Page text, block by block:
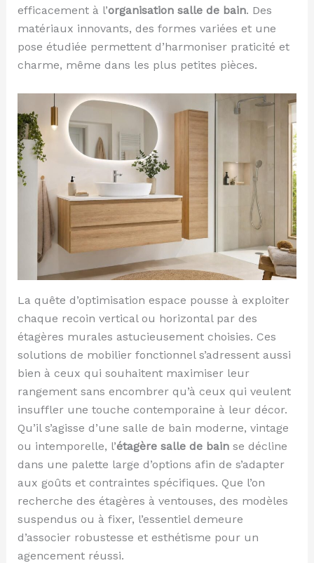
efficacement à l’organisation salle de bain. Des
matériaux innovants, des formes variées et une
pose étudiée permettent d’harmoniser praticité et
charme, même dans les plus petites pièces.
La quête d’optimisation espace pousse à exploiter
chaque recoin vertical ou horizontal par des
étagères murales astucieusement choisies. Ces
solutions de mobilier fonctionnel s’adressent aussi
bien à ceux qui souhaitent maximiser leur
rangement sans encombrer qu’à ceux qui veulent
insuffler une touche contemporaine à leur décor.
Qu’il s’agisse d’une salle de bain moderne, vintage
ou intemporelle, l’étagère salle de bainse décline
dans une palette large d’options afin de s’adapter
aux goûts et contraintes spécifiques. Que l’on
recherche des étagères à ventouses, des modèles
suspendus ou à fixer, l’essentiel demeure
d’associer robustesse et esthétisme pour un
agencement réussi.